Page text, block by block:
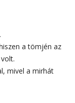
a tömjén az
mivel a mirhát